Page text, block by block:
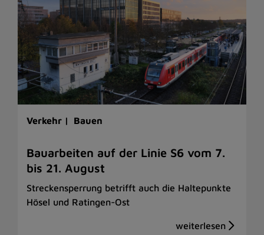
Verkehr | Bauen
Bauarbeiten auf der Linie S6 vom 7.
bis 21. August
Streckensperrung betrifft auch die Haltepunkte
Hösel und Ratingen-Ost